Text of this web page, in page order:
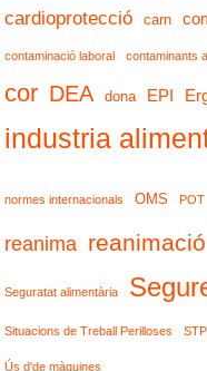
cardioprotecció carn
contaminació laboral contaminants
cor DEA dona EPI
industria
normes internacionals OMS POT
reanima reanimació
Seguratat alimentària
Situacions de Treball Perilloses STP
Ús d'de màquines